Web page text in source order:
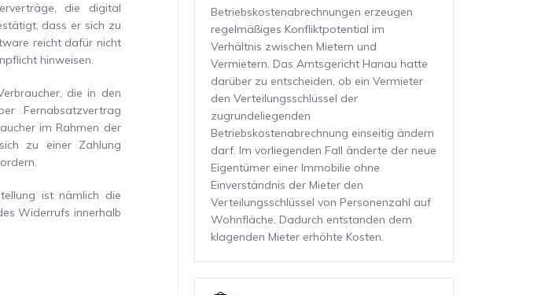
die digital
dass er sich zu
reicht dafür nicht
hinweisen.
die in den
Fernabsatzvertrag
im Rahmen der
zu einer Zahlung
ist nämlich die
Widerrufs innerhalb
Betriebskostenabrechnungen erzeugen
regelmäßiges Konfliktpotential im
Verhältnis zwischen Mietern und
Vermietern. Das Amtsgericht Hanau hatte
darüber zu entscheiden, ob ein Vermieter
den Verteilungsschlüssel der
zugrundeliegenden
Betriebskostenabrechnung einseitig ändern
darf. Im vorliegenden Fall änderte der neue
Eigentümer einer Immobilie ohne
Einverständnis der Mieter den
Verteilungsschlüssel von Personenzahl auf
Wohnfläche. Dadurch entstanden dem
klagenden Mieter erhöhte Kosten.